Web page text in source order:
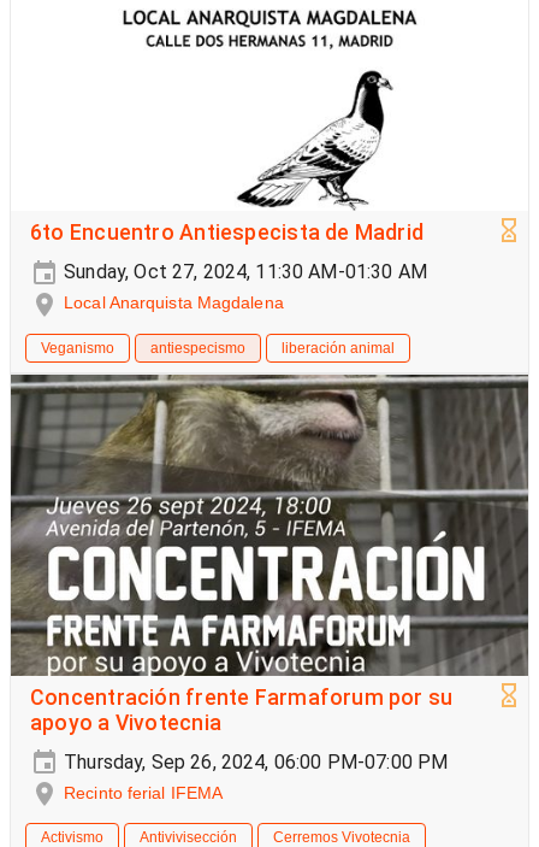
6to Encuentro Antiespecista de Madrid
Sunday, Oct 27, 2024, 11:30 AM-01:30 AM
Local Anarquista Magdalena
Veganismo antiespecismo liberación animal
Concentración frente Farmaforum por su
apoyo a Vivotecnia
Thursday, Sep 26, 2024, 06:00 PM-07:00 PM
Recinto ferial IFEMA
Activismo Antivivisección
Cerremos Vivotecnia